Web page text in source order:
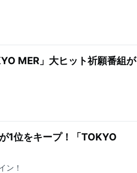
MER」大ヒット祈願番組が
1位をキープ！「TOKYO
ン！